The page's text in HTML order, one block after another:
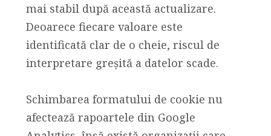
mai stabil după această actualizare.
Deoarece fiecare valoare este
identificată clar de o cheie, riscul de
interpretare greșită a datelor scade.
Schimbarea formatului de cookie nu
afectează rapoartele din Google